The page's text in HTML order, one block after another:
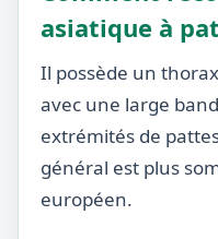
asiatique à
Il possède un
avec une large
extrémités de
général est plus
européen.